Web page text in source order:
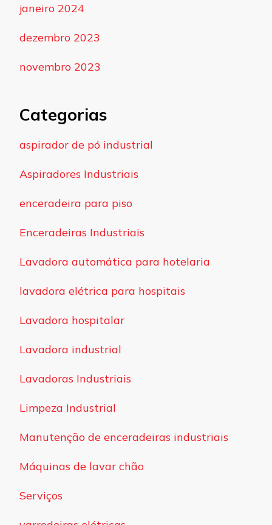
janeiro 2024
dezembro 2023
novembro 2023
Categorias
aspirador de pó industrial
Aspiradores Industriais
enceradeira para piso
Enceradeiras Industriais
Lavadora automática para hotelaria
lavadora elétrica para hospitais
Lavadora hospitalar
Lavadora industrial
Lavadoras Industriais
Limpeza Industrial
Manutenção de enceradeiras industriais
Máquinas de lavar chão
Serviços